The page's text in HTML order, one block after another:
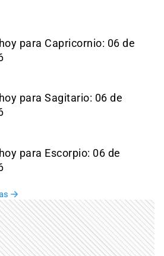
para Capricornio: 06 de
para Sagitario: 06 de
para Escorpio: 06 de